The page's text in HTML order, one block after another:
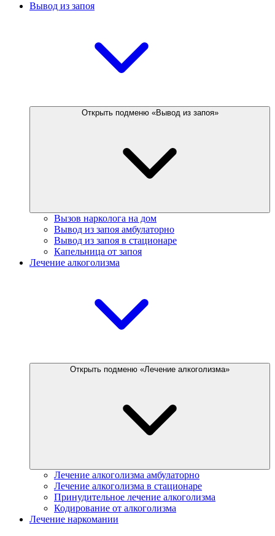
Вывод из запоя
Открыть подменю «Вывод из запоя»
Вызов нарколога на дом
Вывод из запоя амбулаторно
Вывод из запоя в стационаре
Капельница от запоя
Лечение алкоголизма
Открыть подменю «Лечение алкоголизма»
Лечение алкоголизма амбулаторно
Лечение алкоголизма в стационаре
Принудительное лечение алкоголизма
Кодирование от алкоголизма
Лечение наркомании